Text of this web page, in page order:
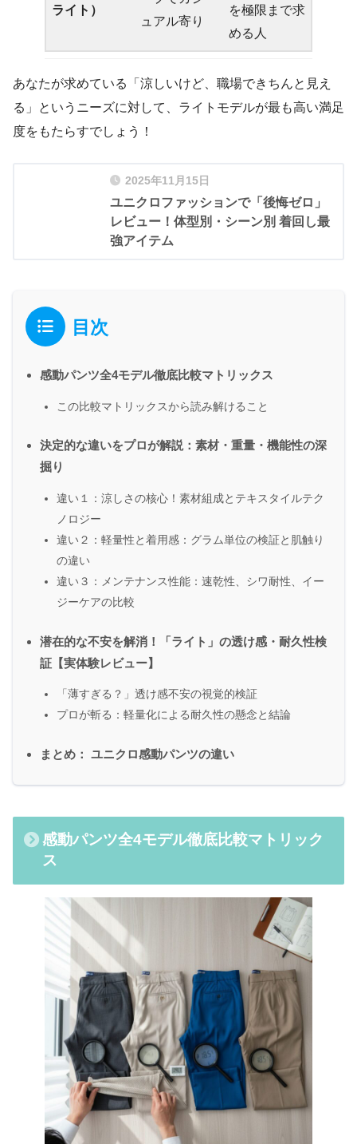
ライト）
ュアル寄り
を極限まで求
める人
あなたが求めている「涼しいけど、職場できちんと見え
る」というニーズに対して、ライトモデルが最も高い満足
度をもたらすでしょう！
2025年11月15日
ユニクロファッションで「後悔ゼロ」
レビュー！体型別・シーン別 着回し最
強アイテム
目次
感動パンツ全4モデル徹底比較マトリックス
この比較マトリックスから読み解けること
決定的な違いをプロが解説：素材・重量・機能性の深
掘り
違い１：涼しさの核心！素材組成とテキスタイルテク
ノロジー
違い２：軽量性と着用感：グラム単位の検証と肌触り
の違い
違い３：メンテナンス性能：速乾性、シワ耐性、イー
ジーケアの比較
潜在的な不安を解消！「ライト」の透け感・耐久性検
証【実体験レビュー】
「薄すぎる？」透け感不安の視覚的検証
プロが斬る：軽量化による耐久性の懸念と結論
まとめ： ユニクロ感動パンツの違い
感動パンツ全4モデル徹底比較マトリック
ス